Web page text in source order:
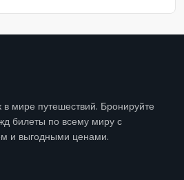
мире путешествий. Бронируйте
билеты по всему миру с
и выгодными ценами.